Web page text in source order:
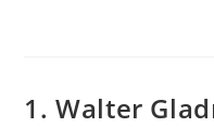
1. Walter